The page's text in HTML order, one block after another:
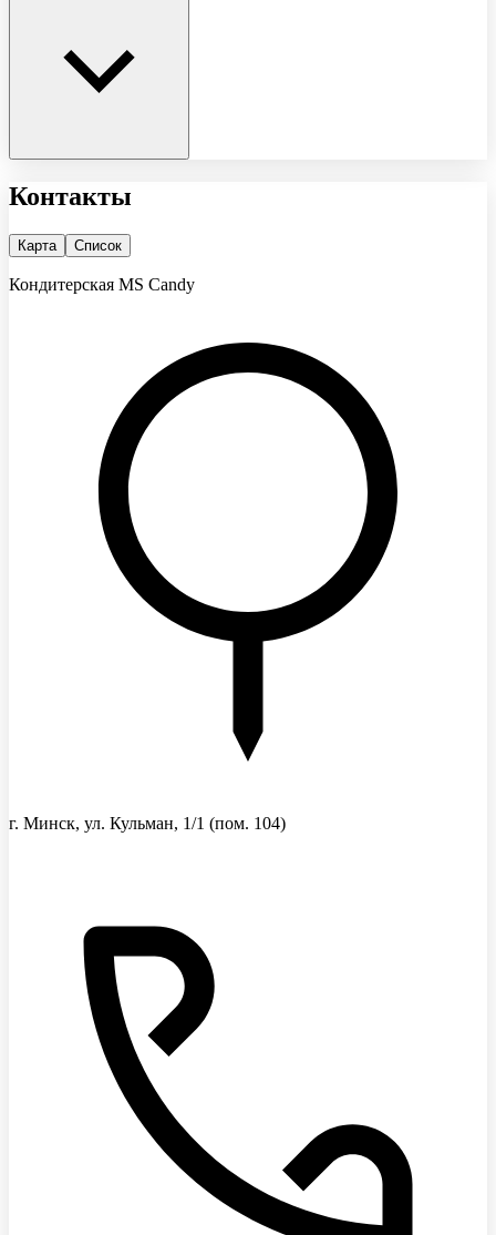
Контакты
Карта Список
Кондитерская MS Candy
г. Минск, ул. Кульман, 1/1 (пом. 104)